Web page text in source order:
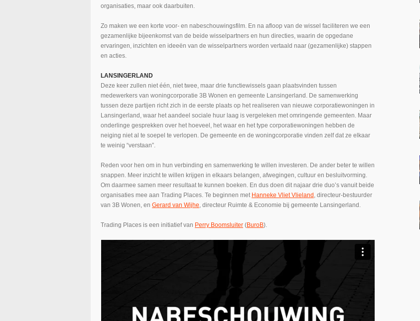
organisaties, maar ook daarbuiten.
Zo maken we een korte voor- en nabeschouwingsfilm. En na afloop van de wissel faciliteren we een
gezamenlijke bijeenkomst van de beide wisselpartners en hun directies, waarin de opgedane
ervaringen, inzichten en ideeën van de wisselpartners worden vertaald naar (gezamenlijke) stappen
en acties.
LANSINGERLAND
Deze keer zullen niet één, niet twee, maar drie functiewissels gaan plaatsvinden tussen
medewerkers van woningcorporatie 3B Wonen en gemeente Lansingerland. De samenwerking
tussen deze partijen richt zich in de eerste plaats op het realiseren van nieuwe corporatiewoningen in
Lansingerland, waar het aandeel sociale huur laag is vergeleken met omringende gemeenten. Maar
onderlinge gesprekken over het hoeveel, het waar en het type corporatiewoningen hebben de
neiging niet al te soepel te verlopen. De gemeente en de woningcorporatie vinden zelf dat ze elkaar
te weinig “verstaan”.
Reden voor hen om in hun verbinding en samenwerking te willen investeren. De ander beter te willen
snappen. Meer inzicht te willen krijgen in elkaars belangen, afwegingen, cultuur en besluitvorming.
Om daarmee samen meer resultaat te kunnen boeken. En dus doen dit najaar drie duo’s vanuit beide
organisaties mee aan Trading Places. Te beginnen met Hanneke Vliet Vlieland , directeur-bestuurder
van 3B Wonen, en Gerard van Wijhe, directeur Ruimte & Economie bij gemeente Lansingerland.
Trading Places is een initiatief van Perry Boomsluiter (BuroB).